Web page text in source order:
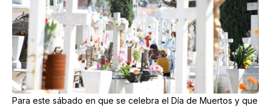
Para este sábado en que se celebra el Día de Muertos y que